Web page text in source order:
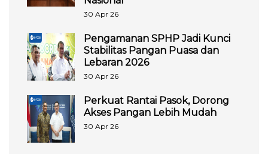
30 Apr 26
Pengamanan SPHP Jadi Kunci
Stabilitas Pangan Puasa dan
Lebaran 2026
30 Apr 26
Perkuat Rantai Pasok, Dorong
Akses Pangan Lebih Mudah
30 Apr 26